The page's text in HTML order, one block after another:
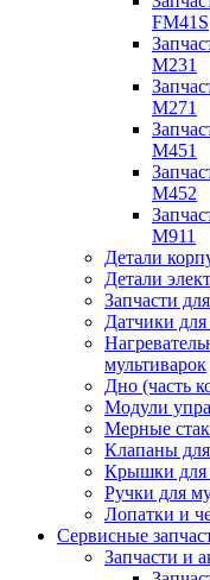
FM41S
M231
M271
M451
M452
M911
Детали
Детали
Запчасти
Датчики
мультиварок
Дно (часть
Модули
Мерные
Клапаны
Крышки для
Ручки для
Лопатки и
Сервисные
Запчасти и